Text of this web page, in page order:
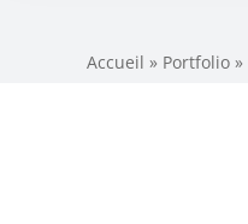
Accueil » Portfolio »